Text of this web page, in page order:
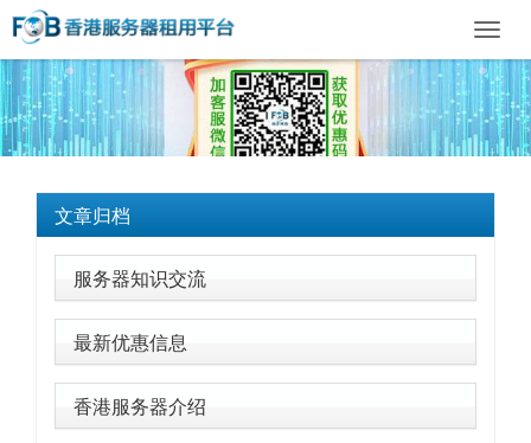
文章归档
服务器知识交流
最新优惠信息
香港服务器介绍